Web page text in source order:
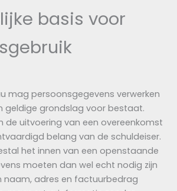
basis voor
mag persoonsgegevens verwerken
geldige grondslag voor bestaat.
de uitvoering van een overeenkomst
belang van de schuldeiser.
het innen van een openstaande
moeten dan wel echt nodig zijn
naam, adres en factuurbedrag